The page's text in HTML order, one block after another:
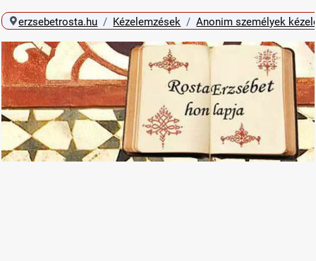
erzsebetrosta.hu Kézelemzések Anonim személyek